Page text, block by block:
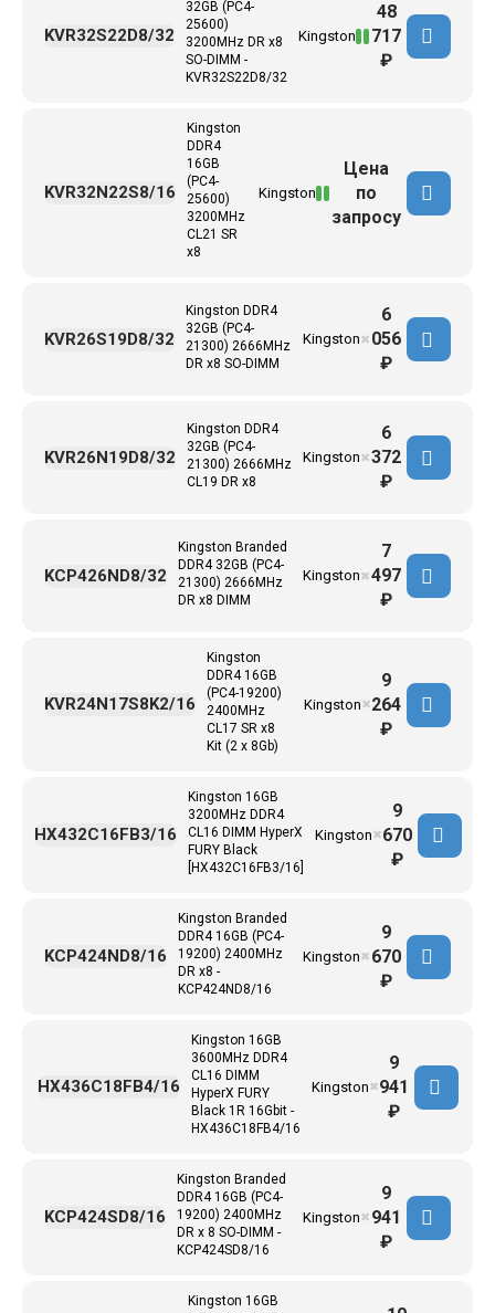
32GB (PC4-
25600)
3200MHz DR x8
SO-DIMM -
KVR32S22D8/32
Kingston
KVR32S22D8/32
48
717
₽
Kingston
DDR4
16GB
(PC4-
25600)
3200MHz
CL21 SR
x8
Kingston
KVR32N22S8/16
Цена
по
запросу
Kingston DDR4
32GB (PC4-
21300) 2666MHz
DR x8 SO-DIMM
Kingston
KVR26S19D8/32 ✖
6
056
₽
Kingston DDR4
32GB (PC4-
21300) 2666MHz
CL19 DR x8
Kingston
KVR26N19D8/32 ✖
6
372
₽
Kingston Branded
DDR4 32GB (PC4-
21300) 2666MHz
DR x8 DIMM
Kingston
KCP426ND8/32 ✖
7
497
₽
Kingston
DDR4 16GB
(PC4-19200)
2400MHz
CL17 SR x8
Kit (2 x 8Gb)
Kingston
KVR24N17S8K2/16 ✖
9
264
₽
Kingston 16GB
3200MHz DDR4
CL16 DIMM HyperX
FURY Black
[HX432C16FB3/16]
Kingston
HX432C16FB3/16 ✖
9
670
₽
Kingston Branded
DDR4 16GB (PC4-
19200) 2400MHz
DR x8 -
KCP424ND8/16
Kingston
KCP424ND8/16 ✖
9
670
₽
Kingston 16GB
3600MHz DDR4
CL16 DIMM
HyperX FURY
Black 1R 16Gbit -
HX436C18FB4/16
Kingston
HX436C18FB4/16 ✖
9
941
₽
Kingston Branded
DDR4 16GB (PC4-
19200) 2400MHz
DR x 8 SO-DIMM -
KCP424SD8/16
Kingston
KCP424SD8/16 ✖
9
941
₽
Kingston 16GB